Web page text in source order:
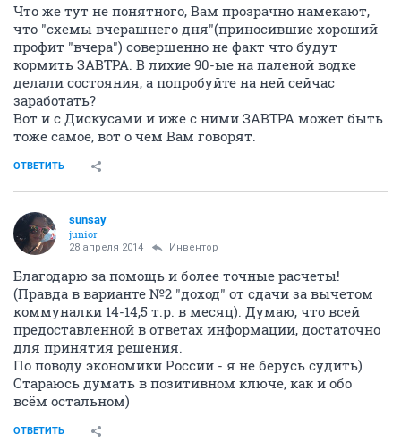
Что же тут не понятного, Вам прозрачно намекают,
что "схемы вчерашнего дня"(приносившие хороший
профит "вчера") совершенно не факт что будут
кормить ЗАВТРА. В лихие 90-ые на паленой водке
делали состояния, а попробуйте на ней сейчас
заработать?
Вот и с Дискусами и иже с ними ЗАВТРА может быть
тоже самое, вот о чем Вам говорят.
ОТВЕТИТЬ
sunsay
junior
28 апреля 2014 Инвентор
Благодарю за помощь и более точные расчеты!
(Правда в варианте №2 "доход" от сдачи за вычетом
коммуналки 14-14,5 т.р. в месяц). Думаю, что всей
предоставленной в ответах информации, достаточно
для принятия решения.
По поводу экономики России - я не берусь судить)
Стараюсь думать в позитивном ключе, как и обо
всём остальном)
ОТВЕТИТЬ